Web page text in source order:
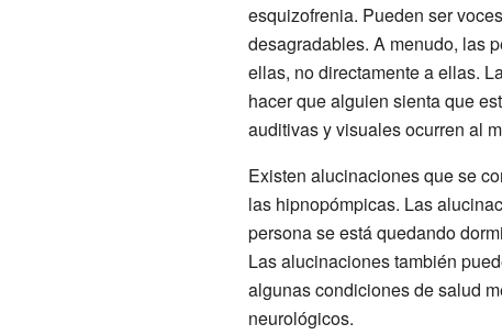
esquizofrenia. Pueden ser
desagradables. A menudo, las
ellas, no directamente a ellas.
hacer que alguien sienta que
auditivas y visuales ocurren al
Existen alucinaciones que se
las hipnopómpicas. Las
persona se está quedando
Las alucinaciones también
algunas condiciones de salud
neurológicos.